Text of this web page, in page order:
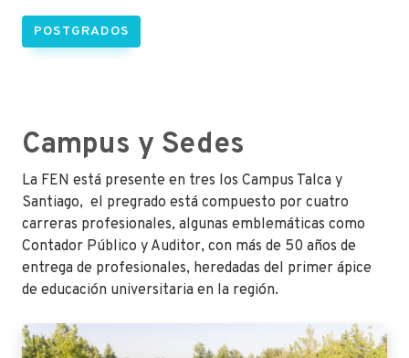
POSTGRADOS
Campus y Sedes
La FEN está presente en tres los Campus Talca y
Santiago, el pregrado está compuesto por cuatro
carreras profesionales, algunas emblemáticas como
Contador Público y Auditor, con más de 50 años de
entrega de profesionales, heredadas del primer ápice
de educación universitaria en la región.